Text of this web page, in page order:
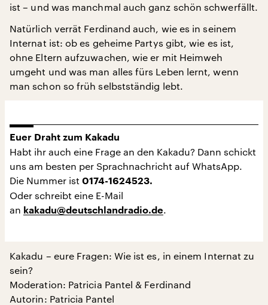
ist – und was manchmal auch ganz schön schwerfällt.
Natürlich verrät Ferdinand auch, wie es in seinem
Internat ist: ob es geheime Partys gibt, wie es ist,
ohne Eltern aufzuwachen, wie er mit Heimweh
umgeht und was man alles fürs Leben lernt, wenn
man schon so früh selbstständig lebt.
Euer Draht zum Kakadu
Habt ihr auch eine Frage an den Kakadu? Dann schickt
uns am besten per Sprachnachricht auf WhatsApp.
Die Nummer ist 0174-1624523.
Oder schreibt eine E-Mail
an kakadu@deutschlandradio.de
Kakadu – eure Fragen: Wie ist es, in einem Internat zu
sein?
Moderation: Patricia Pantel & Ferdinand
Autorin: Patricia Pantel